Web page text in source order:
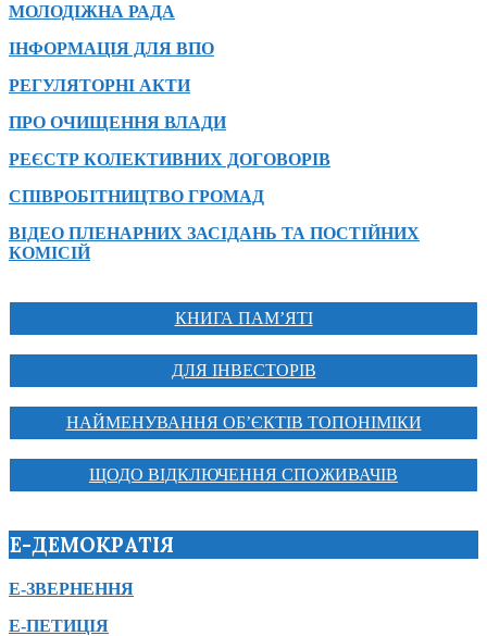
МОЛОДІЖНА РАДА
ІНФОРМАЦІЯ ДЛЯ ВПО
РЕГУЛЯТОРНІ АКТИ
ПРО ОЧИЩЕННЯ ВЛАДИ
РЕЄСТР КОЛЕКТИВНИХ ДОГОВОРІВ
СПІВРОБІТНИЦТВО ГРОМАД
ВІДЕО ПЛЕНАРНИХ ЗАСІДАНЬ ТА ПОСТІЙНИХ
КОМІСІЙ
КНИГА ПАМ’ЯТІ
ДЛЯ ІНВЕСТОРІВ
НАЙМЕНУВАННЯ ОБ’ЄКТІВ ТОПОНІМІКИ
ЩОДО ВІДКЛЮЧЕННЯ СПОЖИВАЧІВ
Е-ДЕМОКРАТІЯ
Е-ЗВЕРНЕННЯ
Е-ПЕТИЦІЯ